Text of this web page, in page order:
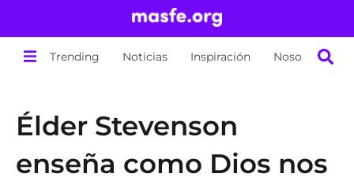
Trending Noticias Inspiración Nosotros
Élder Stevenson
enseña como Dios nos